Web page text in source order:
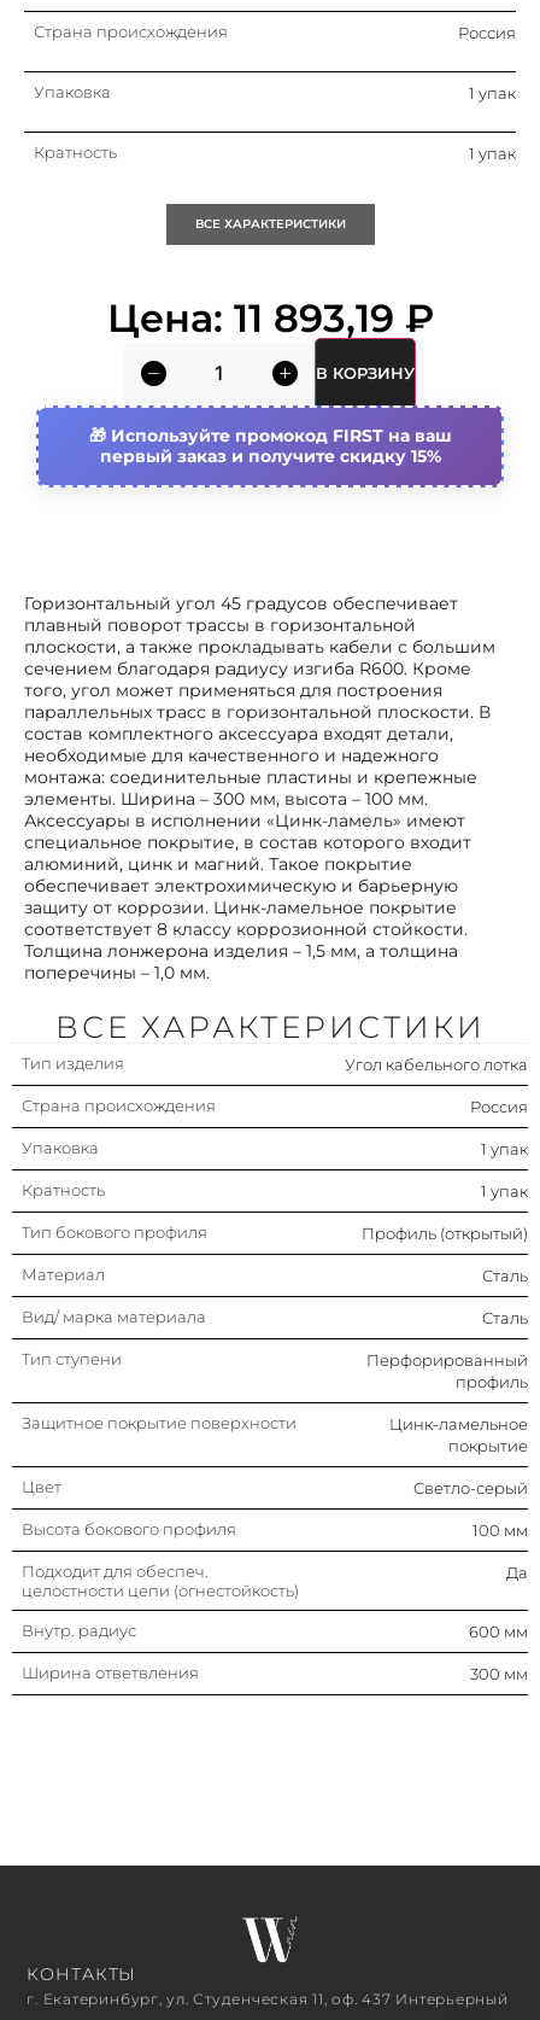
Горизонтальный угол 45 градусов обеспечивает
плавный поворот трассы в горизонтальной
плоскости, а также прокладывать кабели с большим
сечением благодаря радиусу изгиба R600. Кроме
того, угол может применяться для построения
параллельных трасс в горизонтальной плоскости. В
состав комплектного аксессуара входят детали,
необходимые для качественного и надежного
монтажа: соединительные пластины и крепежные
элементы. Ширина – 300 мм, высота – 100 мм.
Аксессуары в исполнении «Цинк-ламель» имеют
специальное покрытие, в состав которого входит
алюминий, цинк и магний. Такое покрытие
обеспечивает электрохимическую и барьерную
защиту от коррозии. Цинк-ламельное покрытие
соответствует 8 классу коррозионной стойкости.
Толщина лонжерона изделия – 1,5 мм, а толщина
поперечины – 1,0 мм.
Страна происхождения Россия
Упаковка 1 упак
Кратность 1 упак
Вид/ марка материала
профиль
Защитное покрытие поверхности
Цинк-ламельное
покрытие
Подходит для обеспеч.
целостности цепи
(огнестойкость)
Внутр. радиус 600 мм
Ширина ответвления 300 мм
ВСЕ ХАРАКТЕРИСТИКИ
Цена: 11 893,19 ₽
В КОРЗИНУ
Используйте промокод FIRST на ваш
первый заказ и получите скидку 15%
ВСЕ ХАРАКТЕРИСТИКИ
Тип изделия Угол кабельного лотка
Страна происхождения Россия
Упаковка 1 упак
Кратность 1 упак
Тип бокового профиля Профиль (открытый)
Материал Сталь
Вид/ марка материала Сталь
Тип ступени
Перфорированный
профиль
Защитное покрытие поверхности
Цинк-ламельное
покрытие
Цвет Светло-серый
Высота бокового профиля 100 мм
Подходит для обеспеч.
целостности цепи (огнестойкость)
Да
Внутр. радиус 600 мм
Ширина ответвления 300 мм
КОНТАКТЫ
г. Екатеринбург, ул. Студенческая 11, оф. 437 Интерьерный